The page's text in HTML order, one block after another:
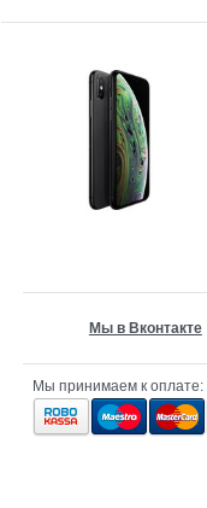
Мы в Вконтакте
Мы принимаем к оплате: